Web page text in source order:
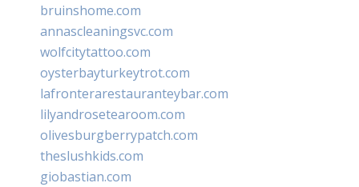
bruinshome.com
annascleaningsvc.com
wolfcitytattoo.com
oysterbayturkeytrot.com
lafronterarestauranteybar.com
lilyandrosetearoom.com
olivesburgberrypatch.com
theslushkids.com
giobastian.com